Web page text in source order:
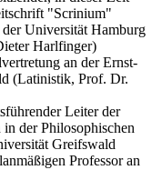
"Scrinium"
Universität Hamburg
Harlfinger)
an der Ernst-
(Latinistik, Prof. Dr.
Leiter der
der Philosophischen
Greifswald
Professor an